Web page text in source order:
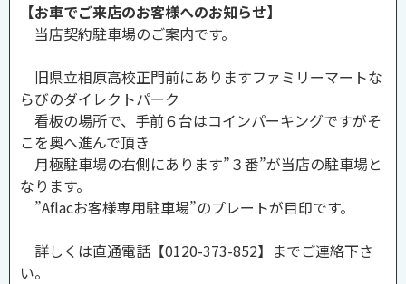
【お車でご来店のお客様へのお知らせ】
当店契約駐車場のご案内です。
旧県立相原高校正門前にありますファミリーマートな
らびのダイレクトパーク
看板の場所で、手前６台はコインパーキングですがそ
こを奥へ進んで頂き
月極駐車場の右側にあります”３番”が当店の駐車場と
なります。
”Aflacお客様専用駐車場”のプレートが目印です。
詳しくは直通電話【0120-373-852】までご連絡下さ
い。